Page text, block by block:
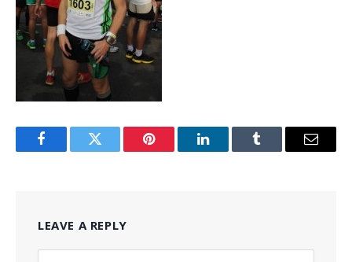
FacebookTwitter Pinterest LinkedInTumblr Email
LEAVE A REPLY